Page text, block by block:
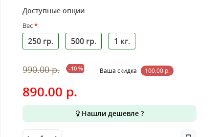
Доступные опции
Вес
250 гр. 500 гр. 1 кг.
990.00 р. -10 % Ваша cкидка 100.00 р.
890.00 р.
Нашли дешевле ?